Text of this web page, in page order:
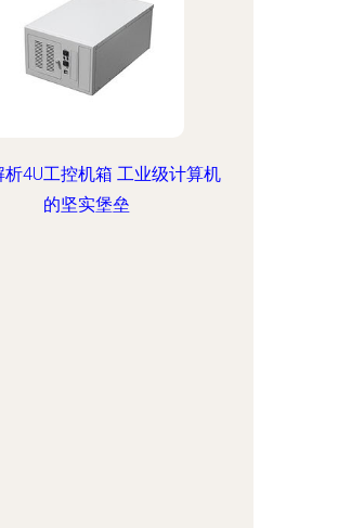
析4U工控机箱 工业级计算机
的坚实堡垒